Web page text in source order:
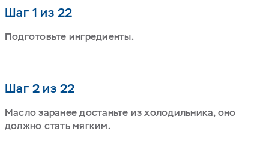
Шаг 1 из 22
Подготовьте ингредиенты.
Шаг 2 из 22
Масло заранее достаньте из холодильника, оно
должно стать мягким.